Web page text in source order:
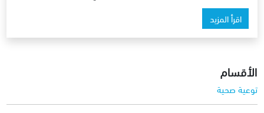
الأقسام
توعية صحية
اقرأ المزيد